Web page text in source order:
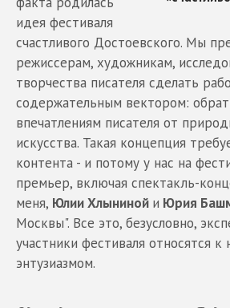
идея фестиваля
счастливого Достоевского. Мы
режиссерам, художникам,
творчества писателя сделать
содержательным вектором:
впечатлениям писателя от
искусства. Такая концепция
контента - и потому у нас на
премьер, включая спектакль-
меня, Юлии Хлыниной и Юрия
Москвы". Все это, безусловно,
участники фестиваля относятся
энтузиазмом.